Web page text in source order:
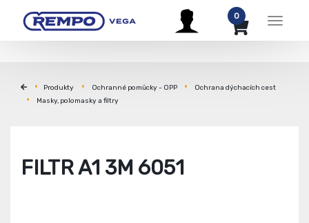
Menu
0
Produkty Ochranné pomůcky - OPP
Ochrana dýchacích cest
Masky, polomasky a filtry
FILTR A1 3M 6051